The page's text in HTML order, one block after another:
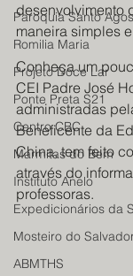
Paroquia Santo
Romilia Maria
Projeto Doce Lar
Ponte Preta S21
Centro CBC
Marmitas do Bem
Instituto Anelo
Expedicionários da
Mosteiro do Salvador
ABMTHS
desenvolvimento
maneira simples
Conheça um
CEI Padre José
administradas
Beneficente da
China, tem feito
através do
professoras.